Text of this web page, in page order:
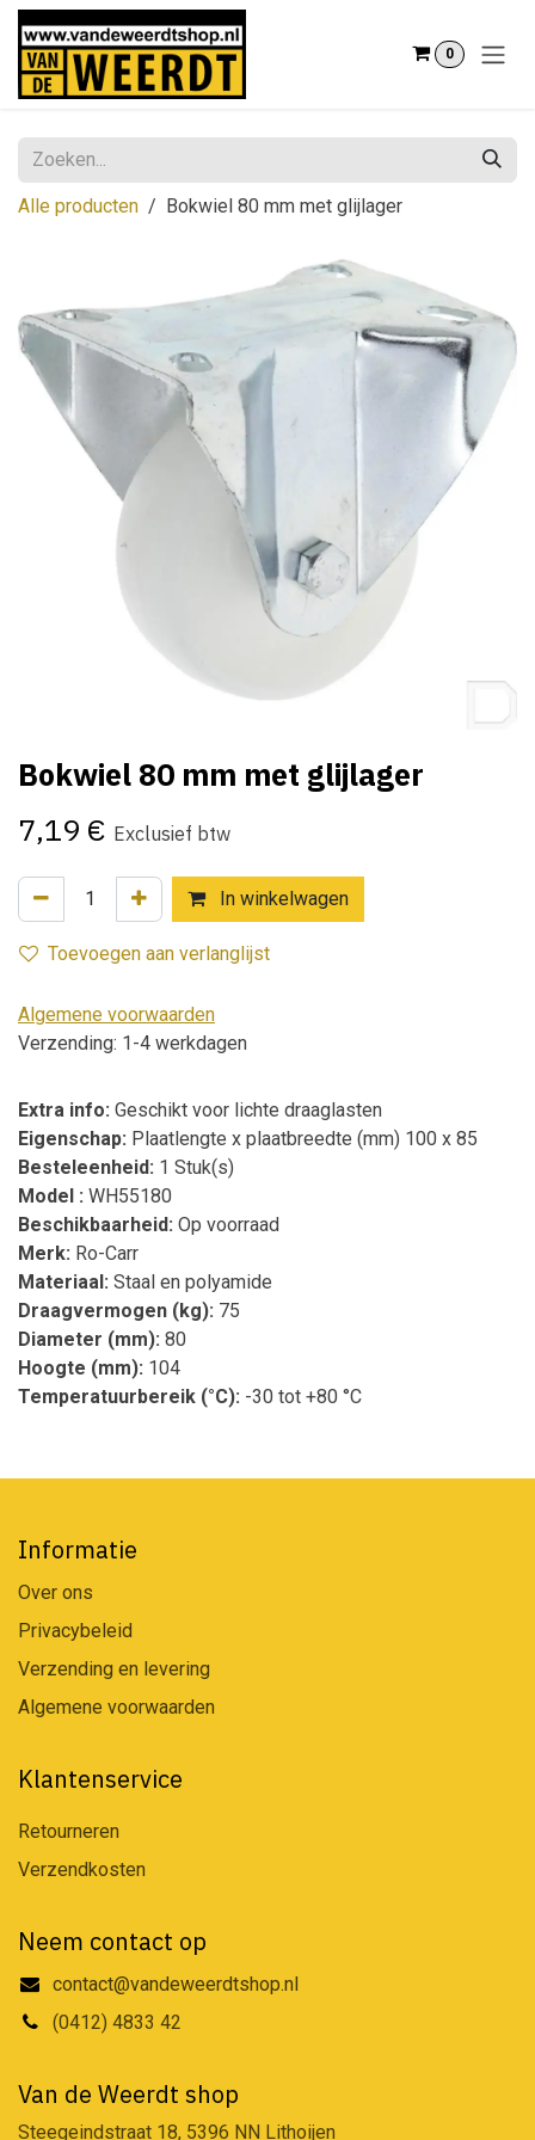
Overslaan naar inhoud
0
Alle producten Bokwiel 80 mm met glijlager
Bokwiel 80 mm met glijlager
7,19 € Exclusief btw
In winkelwagen
Toevoegen aan verlanglijst
Algemene voorwaarden
Verzending: 1-4 werkdagen
Extra info: Geschikt voor lichte draaglasten
Eigenschap: Plaatlengte x plaatbreedte (mm) 100 x 85
Besteleenheid: 1 Stuk(s)
Model : WH55180
Beschikbaarheid: Op voorraad
Merk: Ro-Carr
Materiaal: Staal en polyamide
Draagvermogen (kg): 75
Diameter (mm): 80
Hoogte (mm): 104
Temperatuurbereik (°C): -30 tot +80 °C
Informatie
Over ons
Privacybeleid
Verzending en levering
Algemene voorwaarden
Klantenservice
Retourneren
Verzendkosten
Neem contact op
contact@vandeweerdtshop.nl
(0412) 4833 42
Van de Weerdt shop
Steegeindstraat 18, 5396 NN Lithoijen